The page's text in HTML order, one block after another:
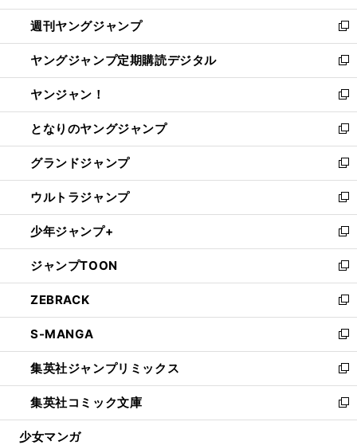
開
く
ウ
で
開
く
ン
ド
ウ
で
開
く
ウ
ィ
ン
ド
ウ
で
開
く
週刊ヤングジャンプ
新
し
い
ウ
ィ
ン
ド
ウ
で
開
く
ヤングジャンプ定期購読デジタル
新
し
い
ウ
ィ
ン
ド
ウ
で
開
く
ヤンジャン！
新
し
い
ウ
ィ
ン
ド
ウ
で
開
く
となりのヤングジャンプ
新
し
い
ウ
ィ
ン
ド
ウ
で
開
く
グランドジャンプ
新
し
い
ウ
ィ
ン
ド
ウ
で
開
く
ウルトラジャンプ
新
し
い
ウ
ィ
ン
ド
ウ
で
開
く
少年ジャンプ+
新
し
い
ウ
ィ
ン
ド
ウ
で
開
く
ジャンプTOON
新
し
い
ウ
ィ
ン
ド
ウ
で
開
ZEBRACK
新
し
い
ウ
ィ
ン
ド
ウ
S-MANGA
新
し
い
ウ
ィ
ン
集英社ジャンプリミックス
新
し
い
ウ
集英社コミック文庫
新
し
少女マンガ